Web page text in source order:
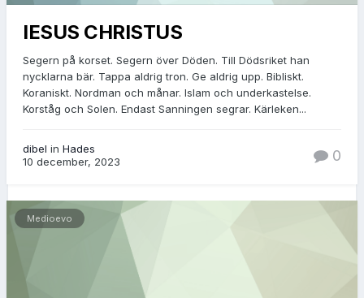
IESUS CHRISTUS
Segern på korset. Segern över Döden. Till Dödsriket han
nycklarna bär. Tappa aldrig tron. Ge aldrig upp. Bibliskt.
Koraniskt. Nordman och månar. Islam och underkastelse.
Korståg och Solen. Endast Sanningen segrar. Kärleken...
dibel in Hades
10 december, 2023
0
Medioevo